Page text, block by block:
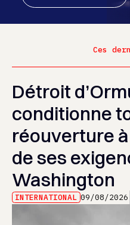
Ces
Détroit
conditionne
réouverture
de ses
Washington
INTERNATIONAL 09/08/2026